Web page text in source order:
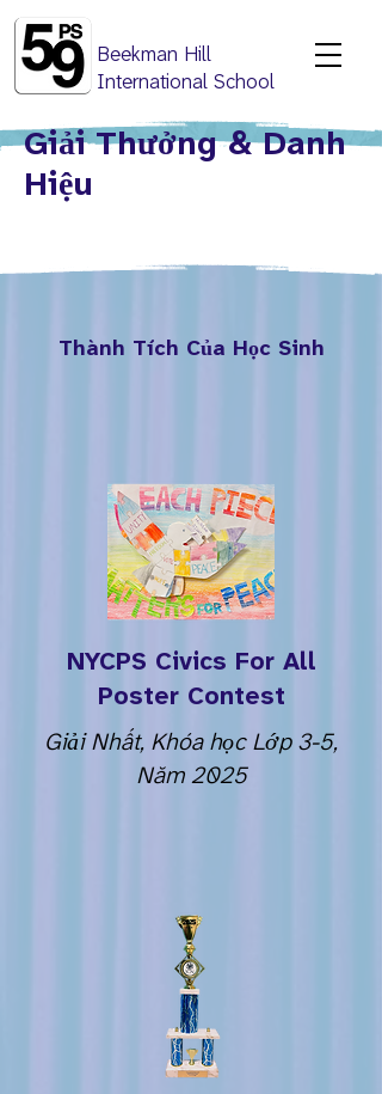
Beekman Hill
International School
Giải Thưởng & Danh
Hiệu
Thành Tích Của Học Sinh
NYCPS Civics For All
Poster Contest
Giải Nhất, Khóa học Lớp 3-5,
Năm 2025